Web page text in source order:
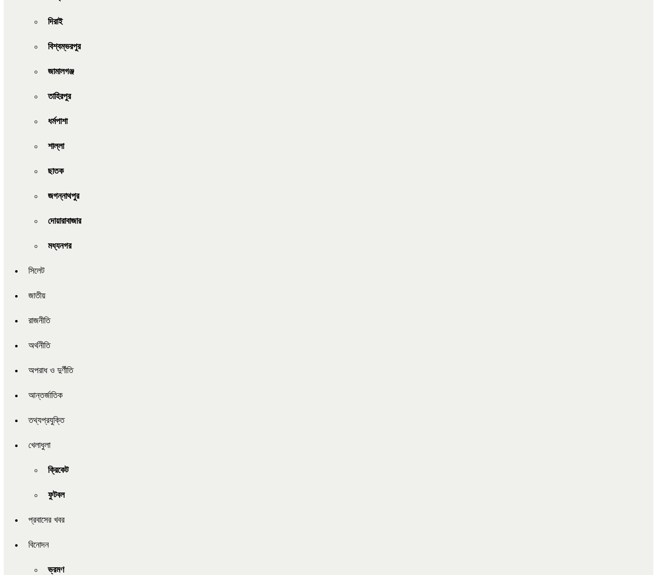
দিরাই
বিশ্বম্ভরপুর
জামালগঞ্জ
তাহিরপুর
ধর্মপাশা
শাল্লা
ছাতক
জগন্নাথপুর
দোয়ারাবাজার
মধ্যনগর
সিলেট
জাতীয়
রাজনীতি
অর্থনীতি
অপরাধ ও দুর্ণীতি
আন্তর্জাতিক
তথ্যপ্রযুক্তি
খেলাধুলা
ক্রিকেট
ফুটবল
প্রবাসের খবর
বিনোদন
ভ্রমণ